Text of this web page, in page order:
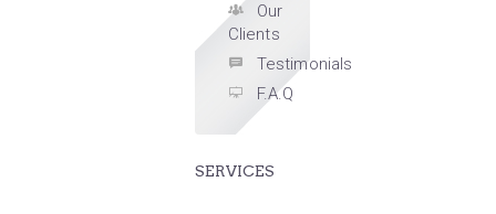
Our
Clients
Testimonials
F.A.Q
SERVICES